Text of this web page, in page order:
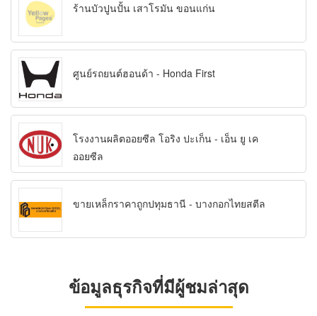
ร้านบัวปูนปั้น เสาโรมัน ขอนแก่น
ศูนย์รถยนต์ฮอนด้า - Honda First
โรงงานผลิตออยซีล โอริง ปะเก็น - เอ็น ยู เค
ออยซีล
ขายเหล็กราคาถูกปทุมธานี - บางกอกไทยสตีล
ข้อมูลธุรกิจที่มีผู้ชมล่าสุด